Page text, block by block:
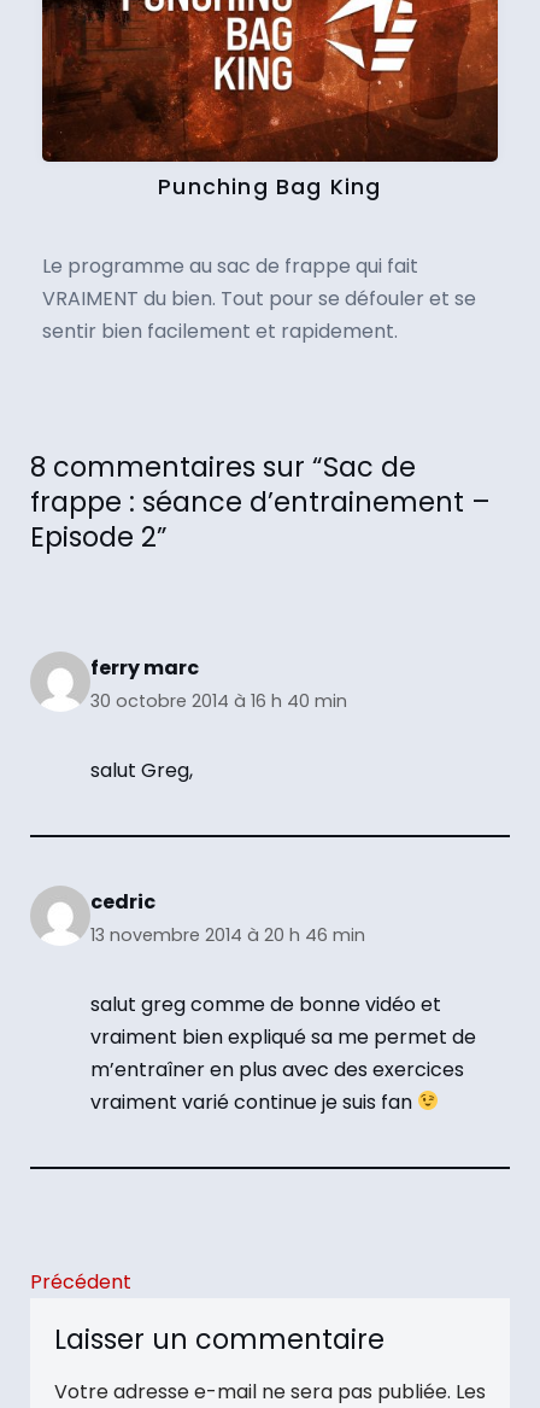
Punching Bag King
Le programme au sac de frappe qui fait
VRAIMENT du bien. Tout pour se défouler et se
sentir bien facilement et rapidement.
8 commentaires sur “Sac de
frappe : séance d’entrainement –
Episode 2”
ferry marc
30 octobre 2014 à 16 h 40 min
salut Greg,
cedric
13 novembre 2014 à 20 h 46 min
salut greg comme de bonne vidéo et
vraiment bien expliqué sa me permet de
m’entraîner en plus avec des exercices
vraiment varié continue je suis fan
Précédent
Laisser un commentaire
Votre adresse e-mail ne sera pas publiée. Les